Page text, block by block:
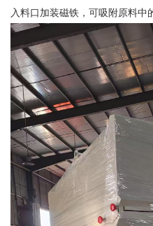
入料口加装磁铁，可吸附原料中